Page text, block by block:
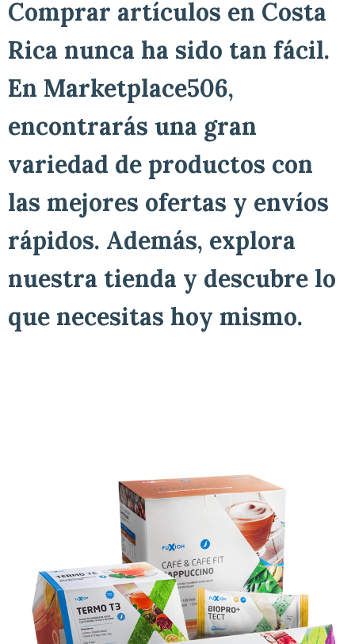
Comprar artículos en Costa
Rica nunca ha sido tan fácil.
En Marketplace506,
encontrarás una gran
variedad de productos con
las mejores ofertas y envíos
rápidos. Además, explora
nuestra tienda y descubre lo
que necesitas hoy mismo.